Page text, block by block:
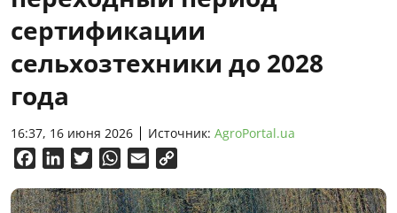
сертификации
сельхозтехники до 2028
года
16:37, 16 июня 2026 Источник: AgroPortal.ua
FacebookLinkedInTwitterWhatsApp
Email